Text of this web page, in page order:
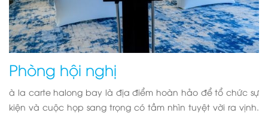
Phòng hội nghị
à la carte halong bay là địa điểm hoàn hảo để tổ chức sự
kiện và cuộc họp sang trọng có tầm nhìn tuyệt vời ra vịnh.